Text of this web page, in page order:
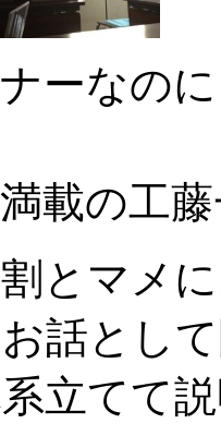
ーなの
載の工
とマメ
話とし
立てて